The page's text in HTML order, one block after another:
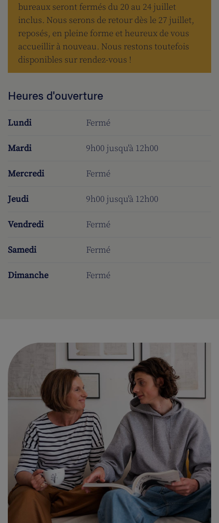
bureaux seront fermés du 20 au 24 juillet
inclus. Nous serons de retour dès le 27 juillet,
reposés, en pleine forme et heureux de vous
accueillir à nouveau. Nous restons toutefois
disponibles sur rendez-vous !
Heures d'ouverture
Lundi Fermé
Mardi 9h00 jusqu'à 12h00
Mercredi Fermé
Jeudi 9h00 jusqu'à 12h00
Vendredi Fermé
Samedi Fermé
Dimanche Fermé